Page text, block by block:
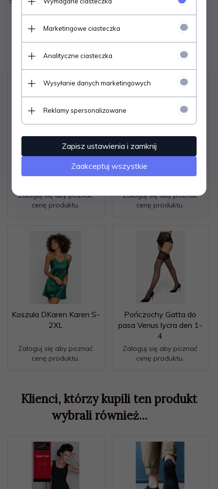
Polecamy
Pończochy Gatta
Margherita wz.01
Zaloguj się aby poznać
cenę produktu.
Pończochy Gatta
Michelle wz.04 8 den 1-
Zaloguj się aby poznać
cenę produktu.
Koszula DKaren Karen S-
2XL
Zaloguj się aby poznać
cenę produktu.
Pończochy Gatta do
pasa Venus lycra den 1-
4
Zaloguj się aby poznać
cenę produktu.
Klienci, którzy kupili ten produkt
wybrali również...
Marketingowe ciasteczka
Analityczne ciasteczka
Wysyłanie danych marketingowych
Reklamy spersonalizowane
Zapisz ustawienia i zamknij
Zaakceptuj wszystkie